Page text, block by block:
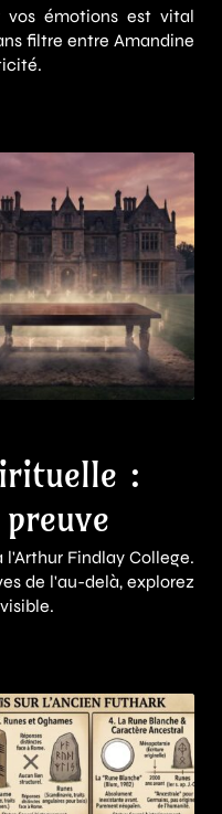
vos émotions est vital
filtre entre Amandine
:
Findlay College.
de l'au-delà, explorez